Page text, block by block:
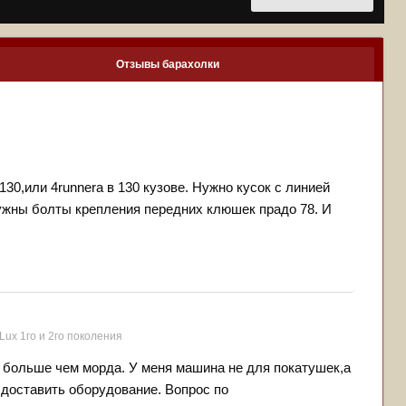
Отзывы барахолки
4runnera в 130 кузове. Нужно кусок с линией
болты крепления передних клюшек прадо 78. И
1го и 2го поколения
чем морда. У меня машина не для покатушек,а
оборудование. Вопрос по